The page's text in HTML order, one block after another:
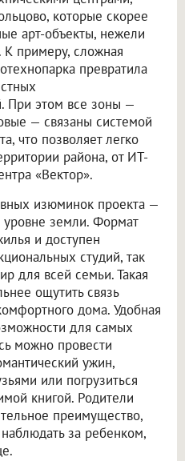
которые скорее
арт-объекты, нежели
примеру, сложная
превратила
При этом все зоны —
— связаны системой
что позволяет легко
района, от ИТ-
«Вектор».
изюминок проекта —
уровне земли. Формат
и доступен
студий, так
для всей семьи. Такая
ощутить связь
дома. Удобная
для самых
можно провести
ужин,
или погрузиться
книгой. Родители
преимущество,
за ребенком,